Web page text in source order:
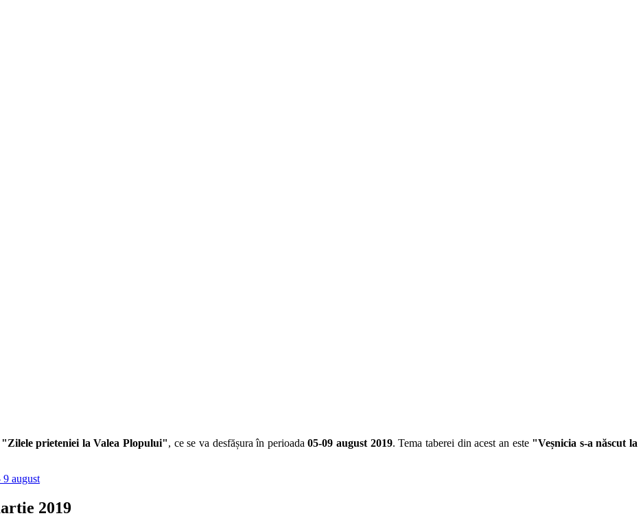
"Zilele prieteniei la Valea Plopului", ce se va desfășura în perioada05-09 august 2019.Tema taberei din acest an este "Veșnicia s-a născut la
august
2019